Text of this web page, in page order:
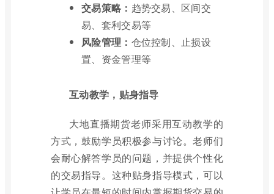
交易策略： 趋势交易、区间交
易、套利交易等
风险管理： 仓位控制、止损设
置、资金管理等
互动教学，贴身指导
大地直播期货老师采用互动教学的
方式，鼓励学员积极参与讨论。老师们
会耐心解答学员的问题，并提供个性化
的交易指导。这种贴身指导模式，可以